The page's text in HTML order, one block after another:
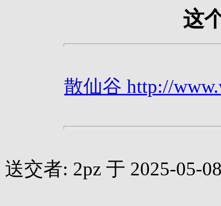
这
散仙谷 http://
送交者: 2pz 于 2025-05-